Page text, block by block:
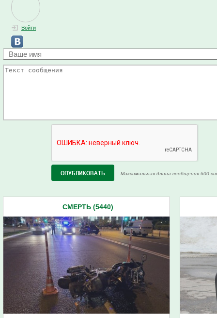
Войти
Максимальная длина сообщения 600
СМЕРТЬ (5440)